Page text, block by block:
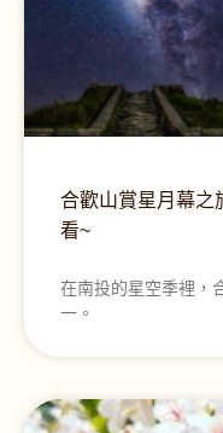
合歡山賞星月幕之
看~
在南投的星空季裡，
一。